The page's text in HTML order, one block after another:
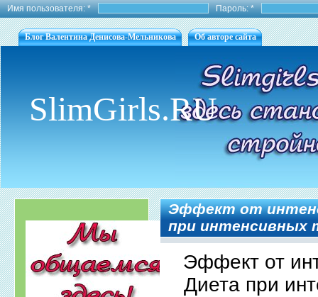
Имя пользователя:* Пароль:*
Блог Валентина Денисова-Мельникова Об авторе сайта
SlimGirls.RU
Эффект от
при интенсивных
Эффект от
Диета при